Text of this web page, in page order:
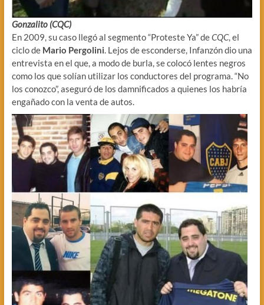
Gonzalito (CQC)
En 2009, su caso llegó al segmento “Proteste Ya” deCQC, el
ciclo de Mario Pergolini. Lejos de esconderse, Infanzón dio una
entrevista en el que, a modo de burla, se colocó lentes negros
como los que solían utilizar los conductores del programa. “No
los conozco”, aseguró de los damnificados a quienes los habría
engañado con la venta de autos.